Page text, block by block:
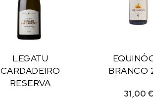
LEGATU
CARDADEIRO
RESERVA
BRANCO
31,00€